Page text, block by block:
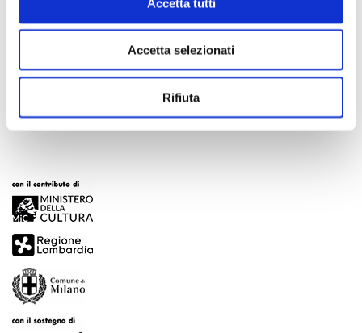
Accetta selezionati
Rifiuta
Scopri di più